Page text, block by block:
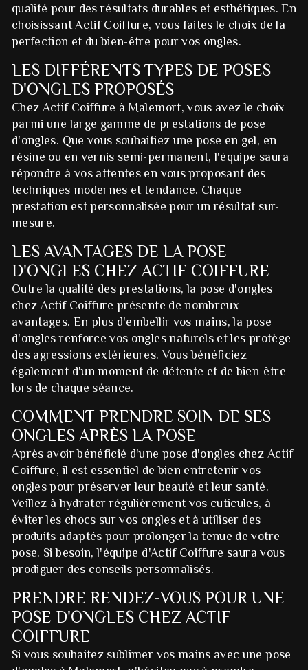
qualité pour des résultats durables et esthétiques. En
choisissant Actif Coiffure, vous faites le choix de la
perfection et du bien-être pour vos ongles.
LES DIFFÉRENTS TYPES DE POSES
D'ONGLES PROPOSÉS
Chez Actif Coiffure à Malemort, vous avez le choix
parmi une large gamme de prestations de pose
d'ongles. Que vous souhaitiez une pose en gel, en
résine ou en vernis semi-permanent, l'équipe saura
répondre à vos attentes en vous proposant des
techniques modernes et tendance. Chaque
prestation est personnalisée pour un résultat sur-
mesure.
LES AVANTAGES DE LA POSE
D'ONGLES CHEZ ACTIF COIFFURE
Outre la qualité des prestations, la pose d'ongles
chez Actif Coiffure présente de nombreux
avantages. En plus d'embellir vos mains, la pose
d'ongles renforce vos ongles naturels et les protège
des agressions extérieures. Vous bénéficiez
également d'un moment de détente et de bien-être
lors de chaque séance.
COMMENT PRENDRE SOIN DE SES
ONGLES APRÈS LA POSE
Après avoir bénéficié d'une pose d'ongles chez Actif
Coiffure, il est essentiel de bien entretenir vos
ongles pour préserver leur beauté et leur santé.
Veillez à hydrater régulièrement vos cuticules, à
éviter les chocs sur vos ongles et à utiliser des
produits adaptés pour prolonger la tenue de votre
pose. Si besoin, l'équipe d'Actif Coiffure saura vous
prodiguer des conseils personnalisés.
PRENDRE RENDEZ-VOUS POUR UNE
POSE D'ONGLES CHEZ ACTIF
COIFFURE
Si vous souhaitez sublimer vos mains avec une pose